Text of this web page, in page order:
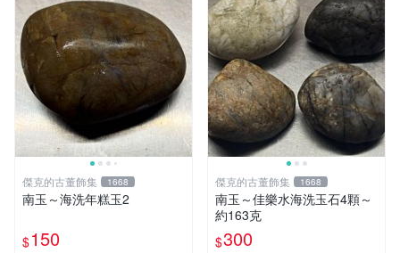
傑克的古董飾集 1668
南玉～海洗年糕玉2
$150
傑克的古董飾集 1668
南玉～佳樂水海洗玉石4顆～
約163克
$300